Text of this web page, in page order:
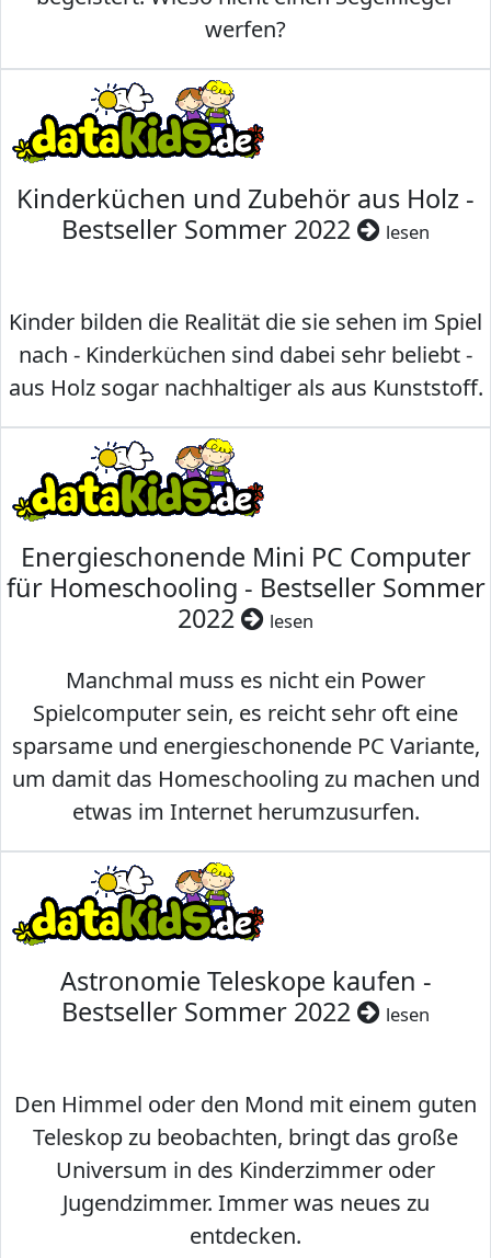
werfen?
Kinderküchen und Zubehör aus Holz -
Bestseller Sommer 2022
lesen
Kinder bilden die Realität die sie sehen im Spiel
nach - Kinderküchen sind dabei sehr beliebt -
aus Holz sogar nachhaltiger als aus Kunststoff.
Energieschonende Mini PC Computer
für Homeschooling - Bestseller Sommer
2022
lesen
Manchmal muss es nicht ein Power
Spielcomputer sein, es reicht sehr oft eine
sparsame und energieschonende PC Variante,
um damit das Homeschooling zu machen und
etwas im Internet herumzusurfen.
Astronomie Teleskope kaufen -
Bestseller Sommer 2022
lesen
Den Himmel oder den Mond mit einem guten
Teleskop zu beobachten, bringt das große
Universum in des Kinderzimmer oder
Jugendzimmer. Immer was neues zu
entdecken.